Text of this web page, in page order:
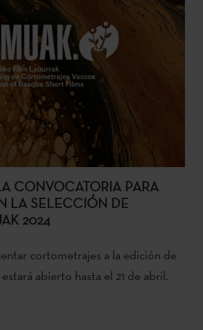
CONVOCATORIA PARA
LA SELECCIÓN DE
2024
cortometrajes a la edición de
abierto hasta el 21 de abril.